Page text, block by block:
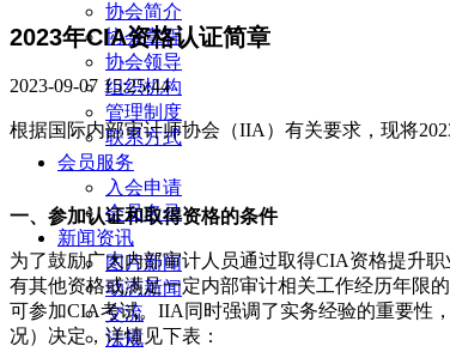
协会简介
协会章程
协会领导
组织机构
管理制度
联系方式
会员服务
入会申请
会员名录
新闻资讯
图片新闻
动态新闻
交流
法规
2023年CIA资格认证简章
2023-09-07 15:25:44
根据国际内部审计师协会（IIA）有关要求，现将
一、参加认证和取得资格的条件
为了鼓励广大内部审计人员通过取得CIA资格提升
有其他资格或满足一定内部审计相关工作经历年限
可参加CIA考试。IIA同时强调了实务经验的重要性
况）决定，详情见下表：